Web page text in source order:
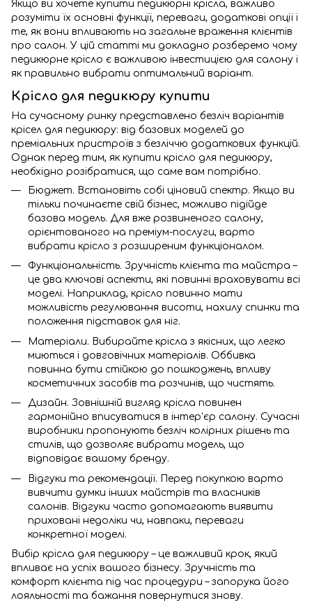
Якщо ви хочете купити педикюрні крісла, важливо
розуміти їх основні функції, переваги, додаткові опції і
те, як вони впливають на загальне враження клієнтів
про салон. У цій статті ми докладно розберемо чому
педикюрне крісло є важливою інвестицією для салону і
як правильно вибрати оптимальний варіант.
Крісло для педикюру купити
На сучасному ринку представлено безліч варіантів
крісел для педикюру: від базових моделей до
преміальних пристроїв з безліччю додаткових функцій.
Однак перед тим, як купити крісло для педикюру,
необхідно розібратися, що саме вам потрібно.
Бюджет. Встановіть собі ціновий спектр. Якщо ви
тільки починаєте свій бізнес, можливо підійде
базова модель. Для вже розвиненого салону,
орієнтованого на преміум-послуги, варто
вибрати крісло з розширеним функціоналом.
Функціональність. Зручність клієнта та майстра –
це два ключові аспекти, які повинні враховувати всі
моделі. Наприклад, крісло повинно мати
можливість регулювання висоти, нахилу спинки та
положення підставок для ніг.
Матеріали. Вибирайте крісла з якісних, що легко
миються і довговічних матеріалів. Оббивка
повинна бути стійкою до пошкоджень, впливу
косметичних засобів та розчинів, що чистять.
Дизайн. Зовнішній вигляд крісла повинен
гармонійно вписуватися в інтер'єр салону. Сучасні
виробники пропонують безліч колірних рішень та
стилів, що дозволяє вибрати модель, що
відповідає вашому бренду.
Відгуки та рекомендації. Перед покупкою варто
вивчити думки інших майстрів та власників
салонів. Відгуки часто допомагають виявити
приховані недоліки чи, навпаки, переваги
конкретної моделі.
Вибір крісла для педикюру – це важливий крок, який
впливає на успіх вашого бізнесу. Зручність та
комфорт клієнта під час процедури – запорука його
лояльності та бажання повернутися знову.